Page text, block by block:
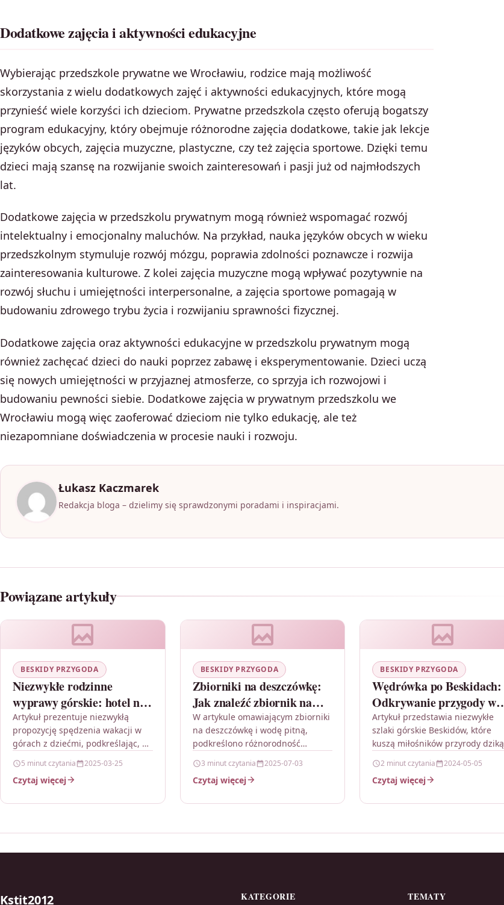
Dodatkowe zajęcia i aktywności edukacyjne
Wybierając przedszkole prywatne we Wrocławiu, rodzice mają możliwość
skorzystania z wielu dodatkowych zajęć i aktywności edukacyjnych, które mogą
przynieść wiele korzyści ich dzieciom. Prywatne przedszkola często oferują bogatszy
program edukacyjny, który obejmuje różnorodne zajęcia dodatkowe, takie jak lekcje
języków obcych, zajęcia muzyczne, plastyczne, czy też zajęcia sportowe. Dzięki temu
dzieci mają szansę na rozwijanie swoich zainteresowań i pasji już od najmłodszych
lat.
Dodatkowe zajęcia w przedszkolu prywatnym mogą również wspomagać rozwój
intelektualny i emocjonalny maluchów. Na przykład, nauka języków obcych w wieku
przedszkolnym stymuluje rozwój mózgu, poprawia zdolności poznawcze i rozwija
zainteresowania kulturowe. Z kolei zajęcia muzyczne mogą wpływać pozytywnie na
rozwój słuchu i umiejętności interpersonalne, a zajęcia sportowe pomagają w
budowaniu zdrowego trybu życia i rozwijaniu sprawności fizycznej.
Dodatkowe zajęcia oraz aktywności edukacyjne w przedszkolu prywatnym mogą
również zachęcać dzieci do nauki poprzez zabawę i eksperymentowanie. Dzieci uczą
się nowych umiejętności w przyjaznej atmosferze, co sprzyja ich rozwojowi i
budowaniu pewności siebie. Dodatkowe zajęcia w prywatnym przedszkolu we
Wrocławiu mogą więc zaoferować dzieciom nie tylko edukację, ale też
niezapomniane doświadczenia w procesie nauki i rozwoju.
Łukasz Kaczmarek
Redakcja bloga – dzielimy się sprawdzonymi poradami i inspiracjami.
Powiązane artykuły
BESKIDY PRZYGODA
Niezwykłe rodzinne
wyprawy górskie: hotel nad
morzem dla dzieci
Artykuł prezentuje niezwykłą
propozycję spędzenia wakacji w
górach z dziećmi, podkreślając, że
wyprawa rodzinna może być
niezapomnianym
5 minut czytania 2025-03-25
Czytaj więcej
BESKIDY PRZYGODA
Zbiorniki na deszczówkę:
Jak znaleźć zbiornik na
wodę pitną z atestem?
W artykule omawiającym zbiorniki
na deszczówkę i wodę pitną,
podkreślono różnorodność
konsekwencje dla użytkowników.
Propozycje opisują zbiorniki
3 minut czytania 2025-07-03
Czytaj więcej
BESKIDY PRZYGODA
Wędrówka po Beskidach:
Odkrywanie przygody w
sercu gór
Artykuł przedstawia niezwykłe
szlaki górskie Beskidów, które
kuszą miłośników przyrody dziką
także oferują niezapomniane
przygody oraz możliwość
2 minut czytania 2024-05-05
Czytaj więcej
Kstit2012 KATEGORIE TEMATY